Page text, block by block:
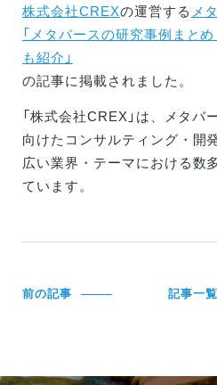
株式会社CREXの運営する メ
「メタバースの研究事例まと
も紹介」
の記事に掲載されました。
「株式会社CREX」は、メタ
向けたコンサルティング・開
広い業界・テーマにおける数
ています。
前の記事 記事一